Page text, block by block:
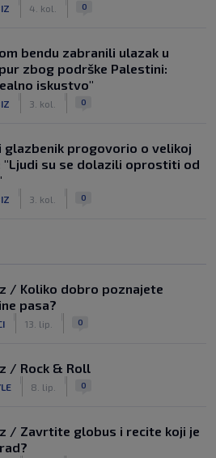
4. kol. 0
bendu zabranili ulazak u
zbog podrške Palestini:
iskustvo"
3. kol. 0
glazbenik progovorio o velikoj
"Ljudi su se dolazili oprostiti od
3. kol. 0
/ Koliko dobro poznajete
pasa?
13. lip. 0
/ Rock & Roll
8. lip. 0
/ Zavrtite globus i recite koji je